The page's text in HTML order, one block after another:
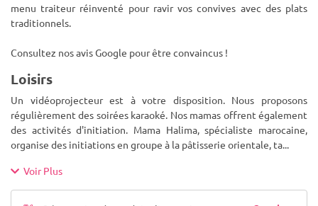
menu traiteur réinventé pour ravir vos convives avec des plats
traditionnels.
Consultez nos avis Google pour être convaincus !
Loisirs
Un vidéoprojecteur est à votre disposition. Nous proposons
régulièrement des soirées karaoké. Nos mamas offrent également
des activités d'initiation. Mama Halima, spécialiste marocaine,
organise des initiations en groupe à la pâtisserie orientale, ta...
Voir Plus